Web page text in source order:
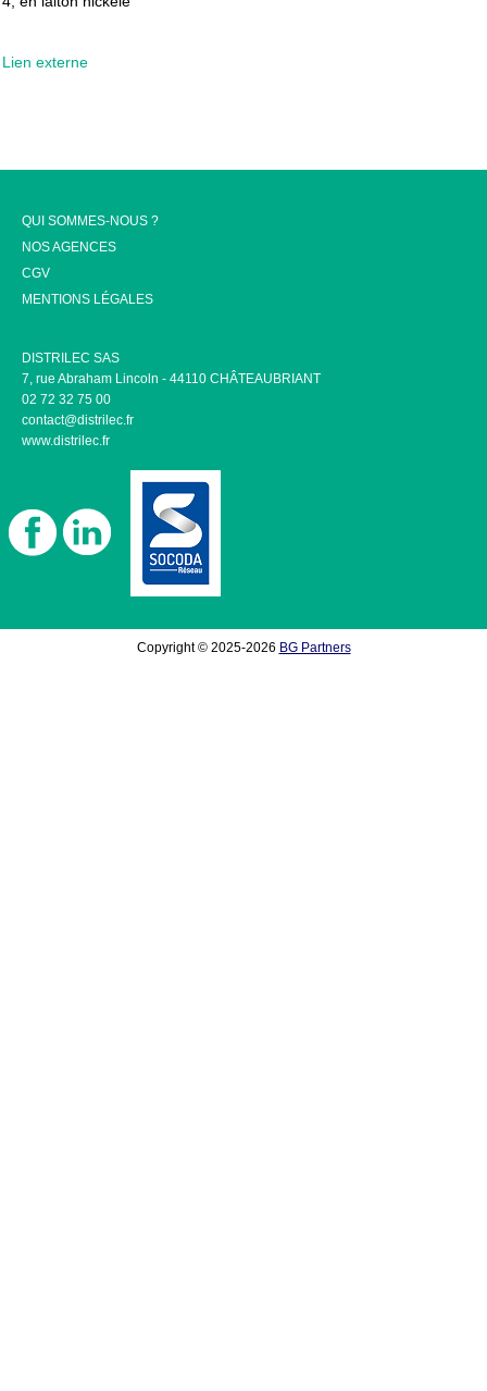
Lien externe
QUI SOMMES-NOUS ?
NOS AGENCES
CGV
MENTIONS LÉGALES
DISTRILEC SAS
7, rue Abraham Lincoln - 44110 CHÂTEAUBRIANT
02 72 32 75 00
contact@distrilec.fr
www.distrilec.fr
Copyright © 2025-2026 BG Partners